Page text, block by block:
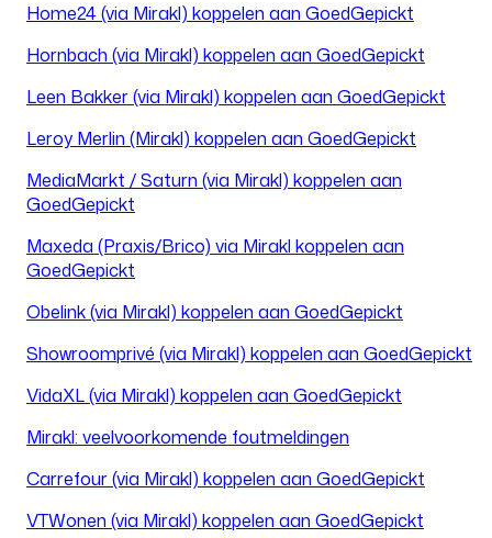
Home24 (via Mirakl) koppelen aan GoedGepickt
Hornbach (via Mirakl) koppelen aan GoedGepickt
Leen Bakker (via Mirakl) koppelen aan GoedGepickt
Leroy Merlin (Mirakl) koppelen aan GoedGepickt
MediaMarkt / Saturn (via Mirakl) koppelen aan
GoedGepickt
Maxeda (Praxis/Brico) via Mirakl koppelen aan
GoedGepickt
Obelink (via Mirakl) koppelen aan GoedGepickt
Showroomprivé (via Mirakl) koppelen aan GoedGepickt
VidaXL (via Mirakl) koppelen aan GoedGepickt
Mirakl: veelvoorkomende foutmeldingen
Carrefour (via Mirakl) koppelen aan GoedGepickt
VTWonen (via Mirakl) koppelen aan GoedGepickt